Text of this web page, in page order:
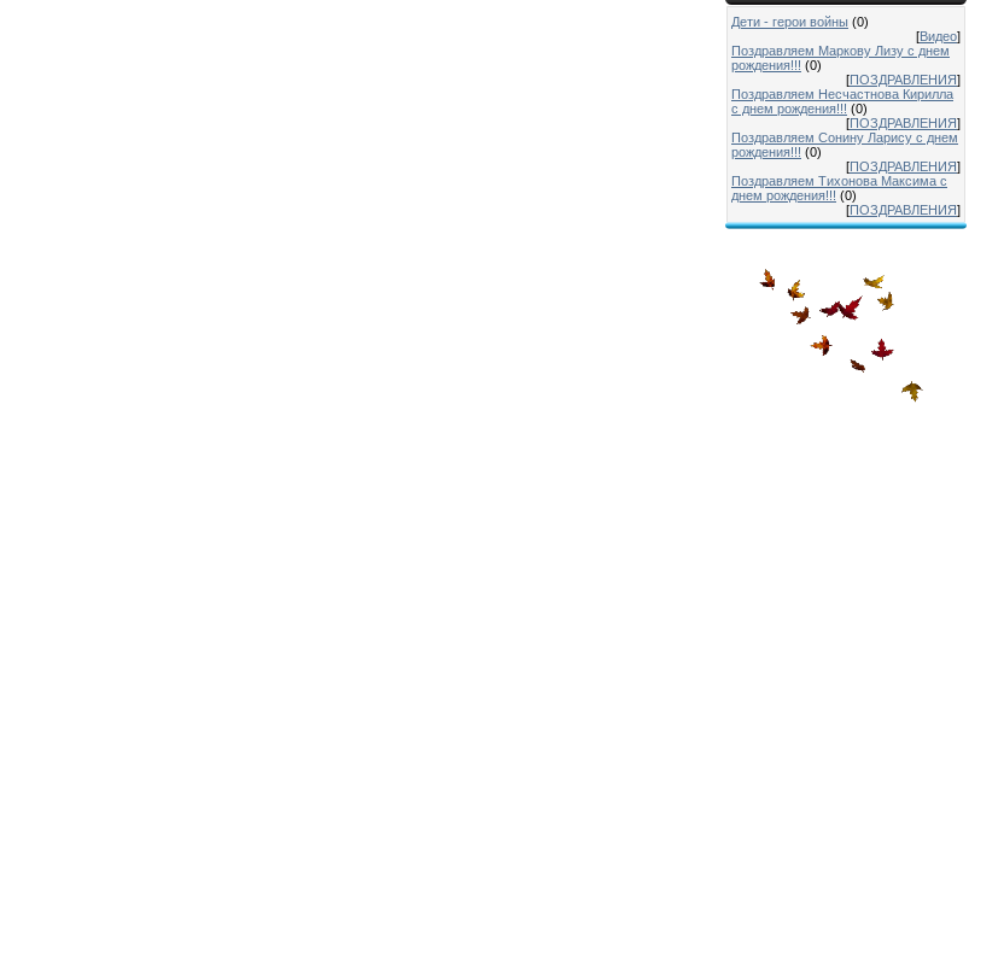
Дети - герои войны (0)
[Видео]
Поздравляем Маркову Лизу с днем
рождения!!! (0)
[ПОЗДРАВЛЕНИЯ]
Поздравляем Несчастнова Кирилла
с днем рождения!!! (0)
[ПОЗДРАВЛЕНИЯ]
Поздравляем Сонину Ларису с днем
рождения!!! (0)
[ПОЗДРАВЛЕНИЯ]
Поздравляем Тихонова Максима с
днем рождения!!! (0)
[ПОЗДРАВЛЕНИЯ]